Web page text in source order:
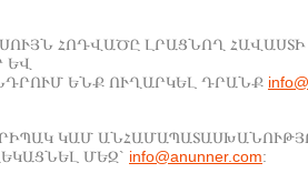
ՀՈԴՎԱԾԸ ԼՐԱՑՆՈՂ ՀԱՎԱՍՏԻ
ԵՎ
ԵՆՔ ՈՒՂԱՐԿԵԼ ԴՐԱՆՔ
ԿԱՄ
ՄԵԶ` info@anunner.com: